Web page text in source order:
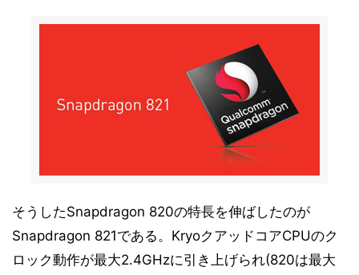
そうしたSnapdragon 820の特長を伸ばしたのが
Snapdragon 821である。KryoクアッドコアCPUのク
ロック動作が最大2.4GHzに引き上げられ(820は最大